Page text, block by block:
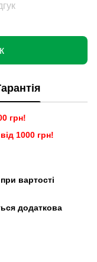
грн!
1000 грн!
вартості
додаткова